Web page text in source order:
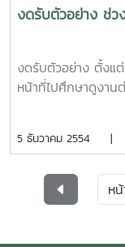
งดรับตัวอย่าง ช่
งดรับตัวอย่าง ตั้งแ
หน้าที่ไปศึกษาดูงาน
5 ธันวาคม 2554 |